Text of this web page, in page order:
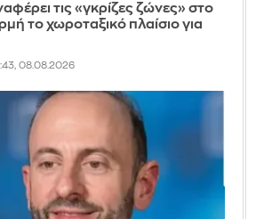
τις «γκρίζες ζώνες» στο
το χωροταξικό πλαίσιο για
08.08.2026